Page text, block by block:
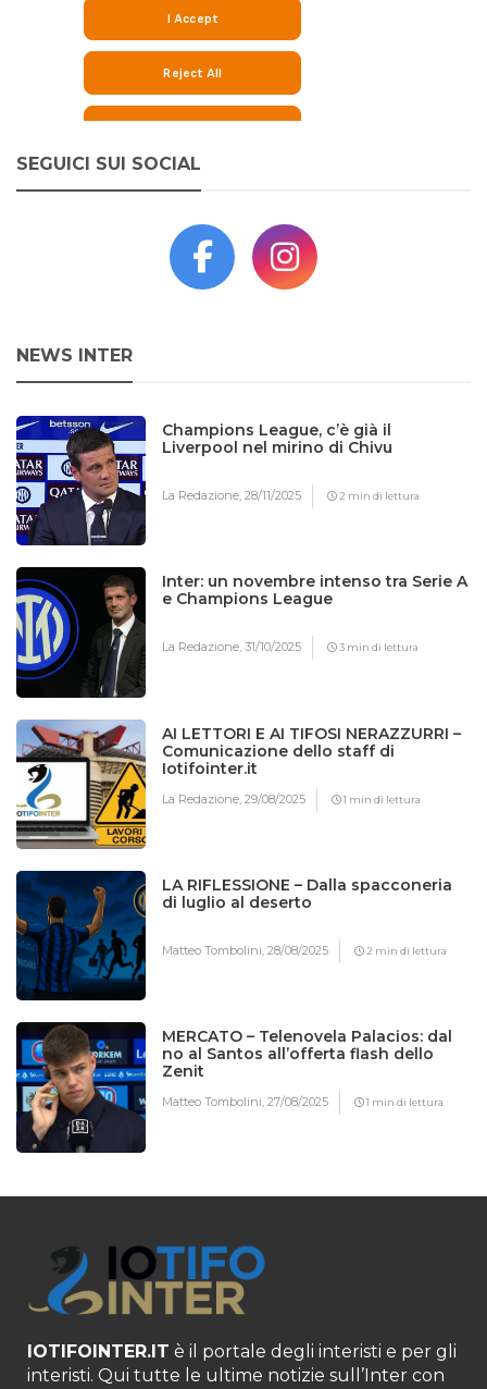
SEGUICI SUI SOCIAL
NEWS INTER
Champions League, c’è già il
Liverpool nel mirino di Chivu
La Redazione,28/11/2025 2 min di lettura
Inter: un novembre intenso tra Serie A
e Champions League
La Redazione,31/10/2025 3 min di lettura
AI LETTORI E AI TIFOSI NERAZZURRI –
Comunicazione dello staff di
Iotifointer.it
La Redazione,29/08/2025 1 min di lettura
LA RIFLESSIONE – Dalla spacconeria
di luglio al deserto
Matteo Tombolini,28/08/2025 2 min di lettura
MERCATO – Telenovela Palacios: dal
no al Santos all’offerta flash dello
Zenit
Matteo Tombolini,27/08/2025 1 min di lettura
IOTIFOINTER.IT è il portale degli interisti e per gli
interisti. Qui tutte le ultime notizie sull’Inter con